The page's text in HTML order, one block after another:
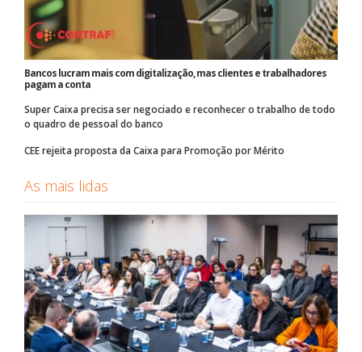
Bancos lucram mais com digitalização, mas clientes e trabalhadores
pagam a conta
Super Caixa precisa ser negociado e reconhecer o trabalho de todo
o quadro de pessoal do banco
CEE rejeita proposta da Caixa para Promoção por Mérito
As mais lidas